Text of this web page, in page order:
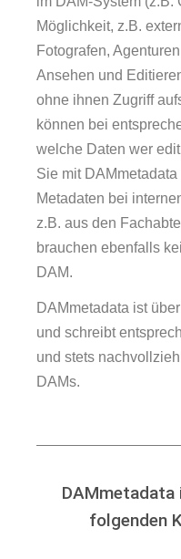
Möglichkeit, z.B.
Fotografen,
Ansehen und
ohne ihnen Zugriff
können bei
welche Daten wer
Sie mit
Metadaten bei
z.B. aus den
brauchen ebenfalls
DAM.
DAMmetadata ist
und schreibt
und stets
DAMs.
folgenden